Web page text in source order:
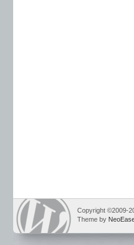
Copyright ©2009-
Theme by